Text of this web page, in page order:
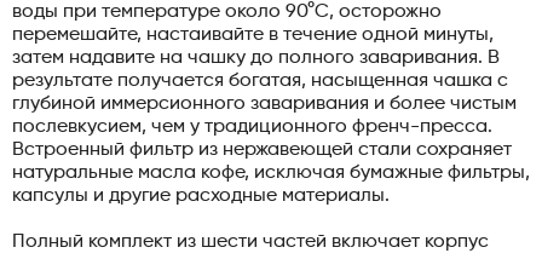
воды при температуре около 90°C, осторожно
перемешайте, настаивайте в течение одной минуты,
затем надавите на чашку до полного заваривания. В
результате получается богатая, насыщенная чашка с
глубиной иммерсионного заваривания и более чистым
послевкусием, чем у традиционного френч-пресса.
Встроенный фильтр из нержавеющей стали сохраняет
натуральные масла кофе, исключая бумажные фильтры,
капсулы и другие расходные материалы.
Полный комплект из шести частей включает корпус